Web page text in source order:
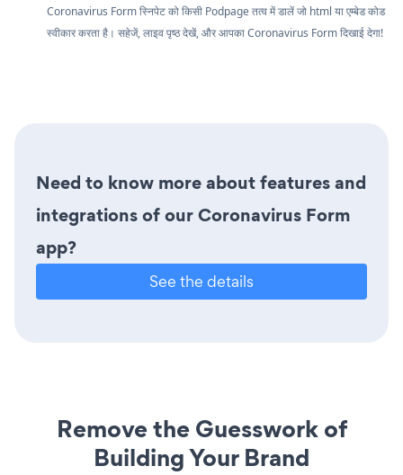
Coronavirus Form स्निपेट को किसी Podpage तत्व में डालें जो html या एम्बेड कोड
स्वीकार करता है। सहेजें, लाइव पृष्ठ देखें, और आपका Coronavirus Form दिखाई देगा!
Need to know more about features and
integrations of our Coronavirus Form
app?
See the details
Remove the Guesswork of
Building Your Brand